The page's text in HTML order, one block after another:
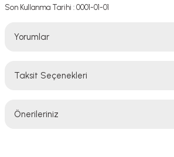
Son Kullanma Tarihi : 0001-01-01
Yorumlar
Taksit Seçenekleri
Önerileriniz